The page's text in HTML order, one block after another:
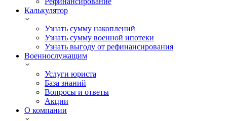
Калькулятор
Узнать сумму накоплений
Узнать сумму военной ипотеки
Узнать выгоду от рефинансирования
Военнослужащим
Услуги юриста
База знаний
Вопросы и ответы
Акции
О компании